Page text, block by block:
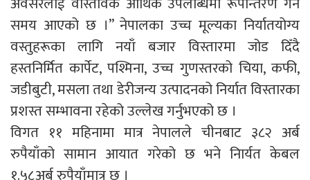
समय आएको छ ।” नेपालका उच्च मूल्यका निर्यातयोग्य
वस्तुहरूका लागि नयाँ बजार विस्तारमा जोड दिँदै
हस्तनिर्मित कार्पेट, पश्मिना, उच्च गुणस्तरको चिया, कफी,
जडीबुटी, मसला तथा डेरीजन्य उत्पादनको निर्यात विस्तारका
प्रशस्त सम्भावना रहेको उल्लेख गर्नुभएको छ ।
विगत ११ महिनामा मात्र नेपालले चीनबाट ३८२ अर्ब
रुपैयाँको सामान आयात गरेको छ भने निार्यत केबल